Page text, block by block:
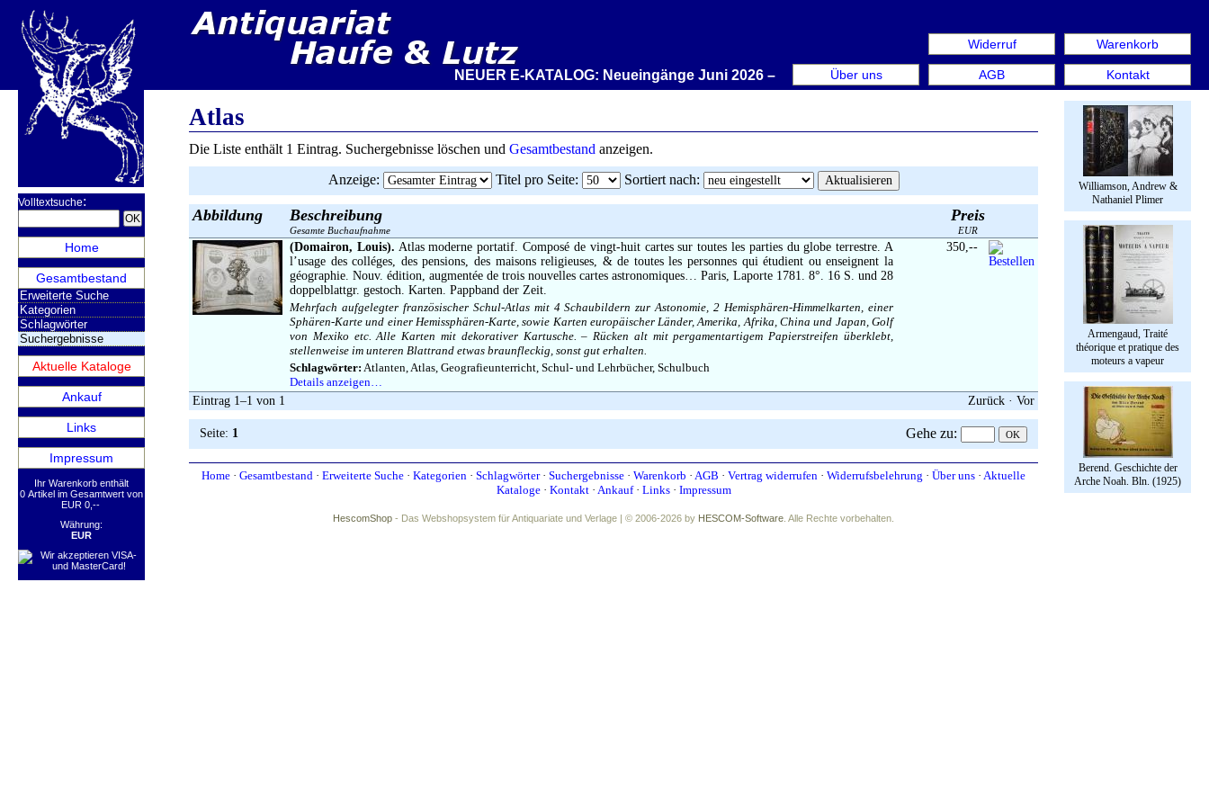
Warenkorb
Kontakt
Widerruf
AGB
Über uns
NEUER E-KATALOG: Neueingänge Juni 2026 – Wir stellen aus: Rare Book Week Berlin. Internationale
Volltextsuche:
Home
Gesamtbestand
Erweiterte Suche
Kategorien
Schlagwörter
Suchergebnisse
Aktuelle Kataloge
Ankauf
Links
Impressum
Ihr Warenkorb enthält
0 Artikel im Gesamtwert von
EUR 0,--
Währung:
EUR
Williamson, Andrew &
Nathaniel Plimer
Armengaud, Traité
théorique et pratique des
moteurs a vapeur
Berend. Geschichte der
Arche Noah. Bln. (1925)
Atlas
Die Liste enthält 1 Eintrag. Suchergebnisse löschen und Gesamtbestand anzeigen.
Anzeige: Titel pro Seite: Sortiert nach:
Abbildung Beschreibung
Gesamte Buchaufnahme
Preis
EUR
(Domairon, Louis). Atlas moderne portatif. Composé de vingt-huit cartes sur toutes les parties du globe terrestre. A
l’usage des colléges, des pensions, des maisons religieuses, & de toutes les personnes qui étudient ou enseignent la
géographie. Nouv. édition, augmentée de trois nouvelles cartes astronomiques… Paris, Laporte 1781. 8°. 16 S. und 28
doppelblattgr. gestoch. Karten. Pappband der Zeit.
Mehrfach aufgelegter französischer Schul-Atlas mit 4 Schaubildern zur Astonomie, 2 Hemisphären-Himmelkarten, einer
Sphären-Karte und einer Hemissphären-Karte, sowie Karten europäischer Länder, Amerika, Afrika, China und Japan, Golf
von Mexiko etc. Alle Karten mit dekorativer Kartusche. – Rücken alt mit pergamentartigem Papierstreifen überklebt,
stellenweise im unteren Blattrand etwas braunfleckig, sonst gut erhalten.
Schlagwörter: Atlanten, Atlas, Geografieunterricht, Schul- und Lehrbücher, Schulbuch
Details anzeigen…
350,--
Eintrag 1–1 von 1 Zurück · Vor
Seite: 1 Gehe zu:
Home · Gesamtbestand · Erweiterte Suche · Kategorien · Schlagwörter· Suchergebnisse · Warenkorb · AGB · Vertrag widerrufen · Widerrufsbelehrung · Über uns · Aktuelle
Kataloge· Kontakt· Ankauf· Links· Impressum
HescomShop - Das Webshopsystem für Antiquariate und Verlage | © 2006-2026 by HESCOM-Software . Alle Rechte vorbehalten.